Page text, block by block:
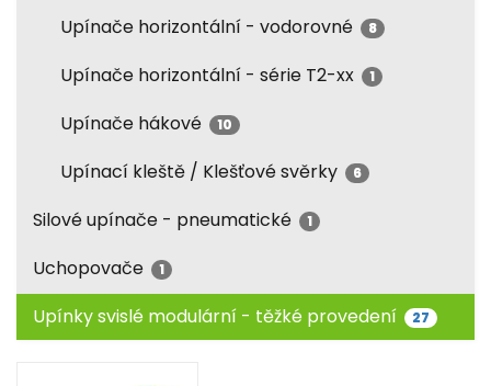
Upínače horizontální - vodorovné 8
Upínače horizontální - série T2-xx 1
Upínače hákové 10
Upínací kleště / Klešťové svěrky 6
Silové upínače - pneumatické 1
Uchopovače 1
Upínky svislé modulární - těžké provedení 27